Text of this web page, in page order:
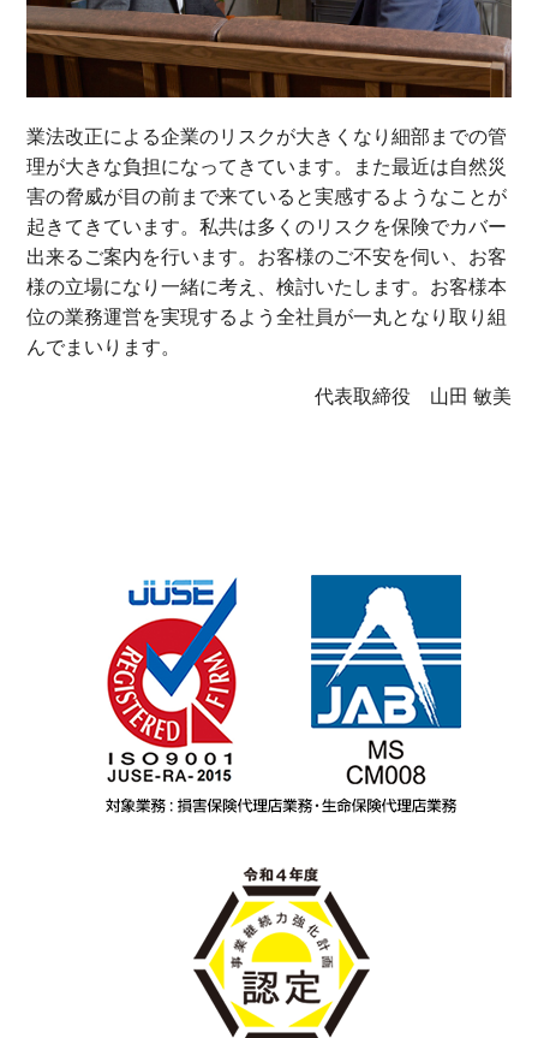
業法改正による企業のリスクが大きくなり細部までの管
理が大きな負担になってきています。また最近は自然災
害の脅威が目の前まで来ていると実感するようなことが
起きてきています。私共は多くのリスクを保険でカバー
出来るご案内を行います。お客様のご不安を伺い、お客
様の立場になり一緒に考え、検討いたします。お客様本
位の業務運営を実現するよう全社員が一丸となり取り組
んでまいります。
代表取締役 山田 敏美